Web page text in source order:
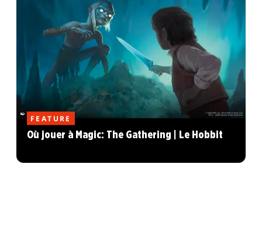
FEATURE
Où jouer à Magic: The Gathering | Le Hobbit